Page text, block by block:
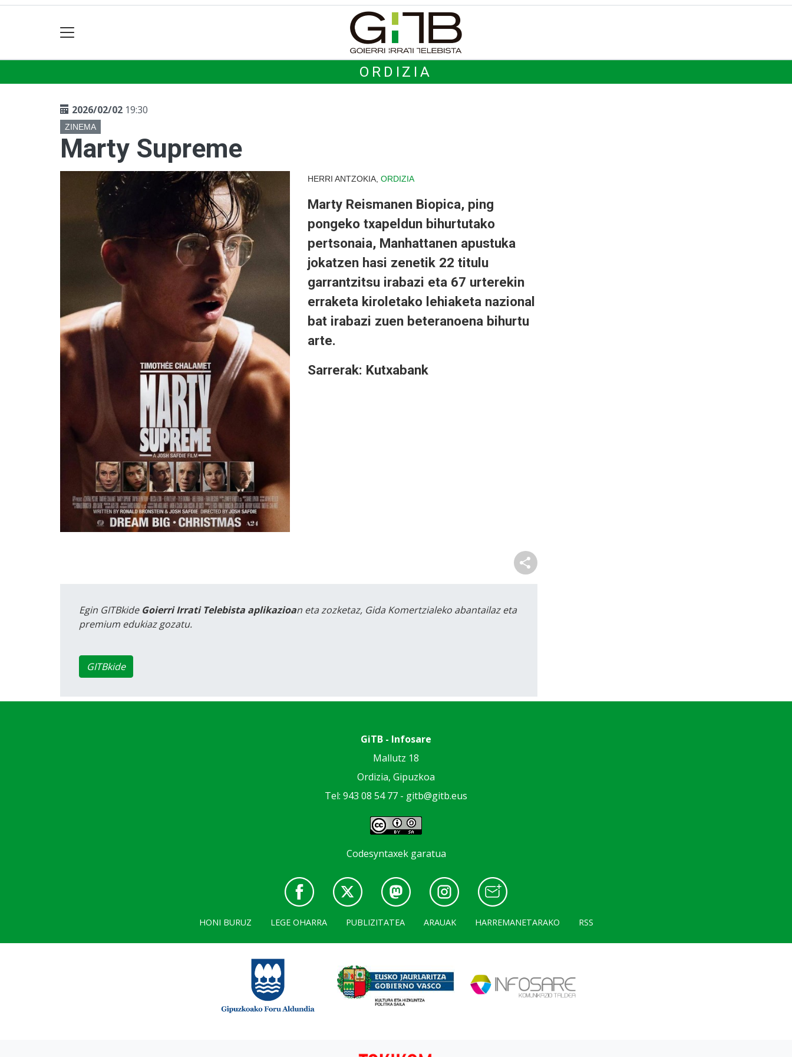
ORDIZIA
2026/02/02 19:30
ZINEMA
Marty Supreme
HERRI ANTZOKIA, ORDIZIA
Marty Reismanen Biopica, ping
pongeko txapeldun bihurtutako
pertsonaia, Manhattanen apustuka
jokatzen hasi zenetik 22 titulu
garrantzitsu irabazi eta 67 urterekin
erraketa kiroletako lehiaketa nazional
bat irabazi zuen beteranoena bihurtu
arte.
Sarrerak: Kutxabank
Egin GITBkide Goierri Irrati Telebista aplikazioan eta zozketaz, Gida Komertzialeko abantailaz eta
premium edukiaz gozatu.
GITBkide
GiTB - Infosare
Mallutz 18
Ordizia, Gipuzkoa
Tel: 943 08 54 77 - gitb@gitb.eus
Codesyntaxek garatua
HONI BURUZ LEGE OHARRA PUBLIZITATEA ARAUAK HARREMANETARAKO RSS